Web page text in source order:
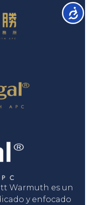
Warmuth es un
y enfocado